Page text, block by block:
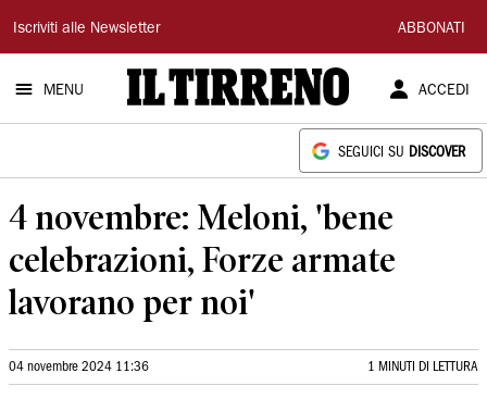
Il
Tirreno
Iscriviti alle Newsletter ABBONATI
MENU ACCEDI
SEGUICI SU DISCOVER
4 novembre: Meloni, 'bene
celebrazioni, Forze armate
lavorano per noi'
04 novembre 2024 11:36 1 MINUTI DI LETTURA